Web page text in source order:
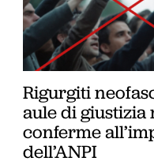
Rigurgiti
aule di giustizia
conferme
dell’ANPI